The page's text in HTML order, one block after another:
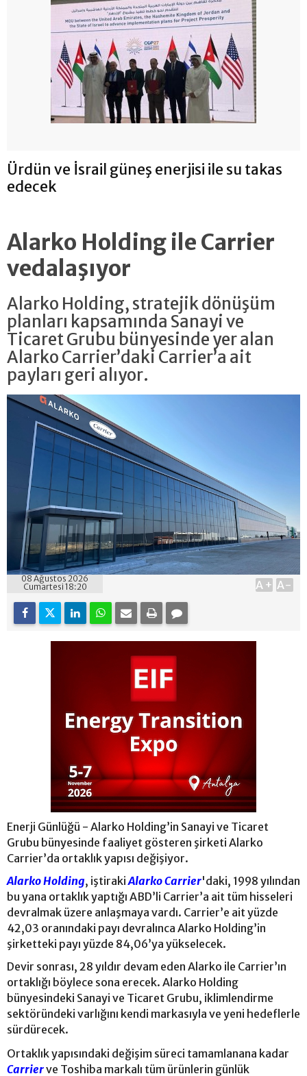
Ürdün ve İsrail güneş enerjisi ile su takas
edecek
Alarko Holding ile Carrier
vedalaşıyor
Alarko Holding, stratejik dönüşüm
planları kapsamında Sanayi ve
Ticaret Grubu bünyesinde yer alan
Alarko Carrier’daki Carrier’a ait
payları geri alıyor.
08 Ağustos 2026
Cumartesi 18:20
A+ A-
Enerji Günlüğü - Alarko Holding’in Sanayi ve Ticaret
Grubu bünyesinde faaliyet gösteren şirketi Alarko
Carrier’da ortaklık yapısı değişiyor.
Alarko Holding, iştirakiAlarko Carrier'daki, 1998 yılından
bu yana ortaklık yaptığı ABD’li Carrier’a ait tüm hisseleri
devralmak üzere anlaşmaya vardı. Carrier’e ait yüzde
42,03 oranındaki payı devralınca Alarko Holding’in
şirketteki payı yüzde 84,06’ya yükselecek.
Devir sonrası, 28 yıldır devam eden Alarko ile Carrier’ın
ortaklığı böylece sona erecek. Alarko Holding
bünyesindeki Sanayi ve Ticaret Grubu, iklimlendirme
sektöründeki varlığını kendi markasıyla ve yeni hedeflerle
sürdürecek.
Ortaklık yapısındaki değişim süreci tamamlanana kadar
Carrierve Toshiba markalı tüm ürünlerin günlük